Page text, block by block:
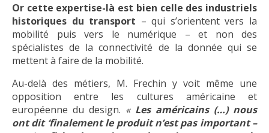
Or cette expertise-là est bien celle des industriels
historiques du transport – qui s’orientent vers la
mobilité puis vers le numérique – et non des
spécialistes de la connectivité de la donnée qui se
mettent à faire de la mobilité.
Au-delà des métiers, M. Frechin y voit même une
opposition entre les cultures américaine et
européenne du design. « Les américains (…) nous
ont dit ‘finalement le produit n’est pas important –